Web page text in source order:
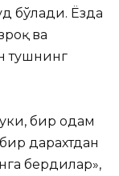
бўлади. Ёзда
ва
тушнинг
бир одам
дарахтдан
бердилар»,